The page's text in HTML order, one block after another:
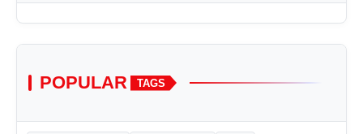
POPULAR TAGS